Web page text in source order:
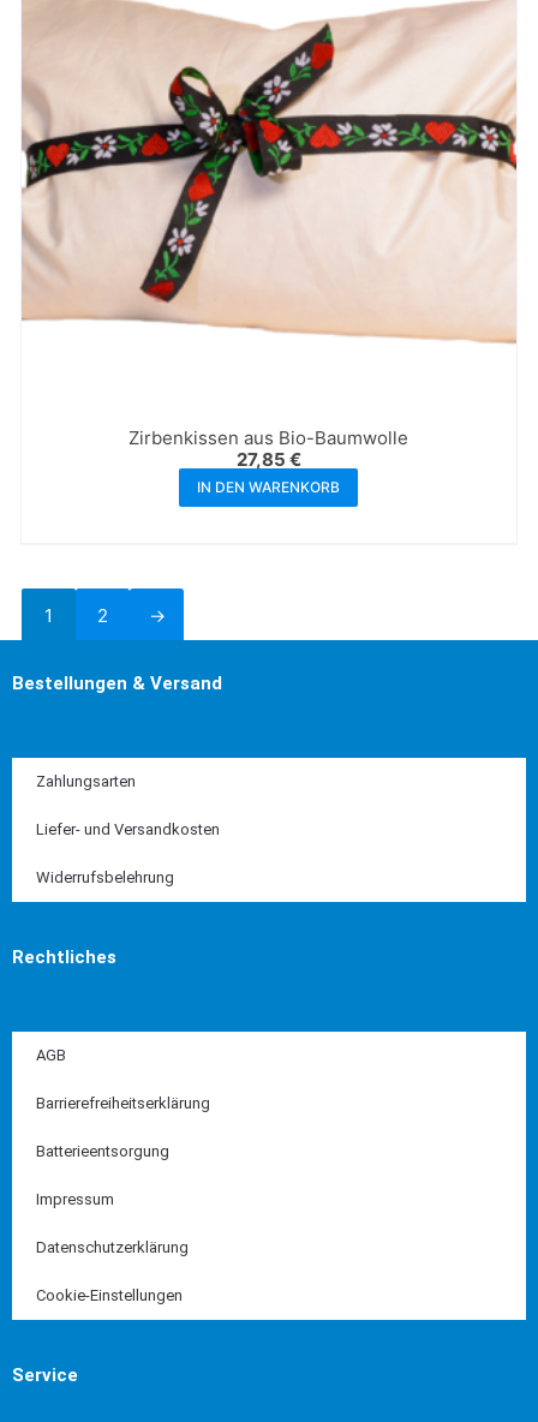
Zirbenkissen aus Bio-Baumwolle
27,85 €
IN DEN WARENKORB
1 2 →
Bestellungen & Versand
Zahlungsarten
Liefer- und Versandkosten
Widerrufsbelehrung
Rechtliches
AGB
Barrierefreiheitserklärung
Batterieentsorgung
Impressum
Datenschutzerklärung
Cookie-Einstellungen
Service